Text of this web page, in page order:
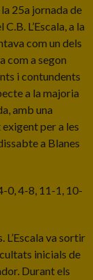
25a jornada de
L’Escala, a la
com un dels
com a segon
i contundents
a la majoria
amb una
per a les
a Blanes
0, 4-8, 11-1, 10-
L’Escala va sortir
inicials de
Durant els